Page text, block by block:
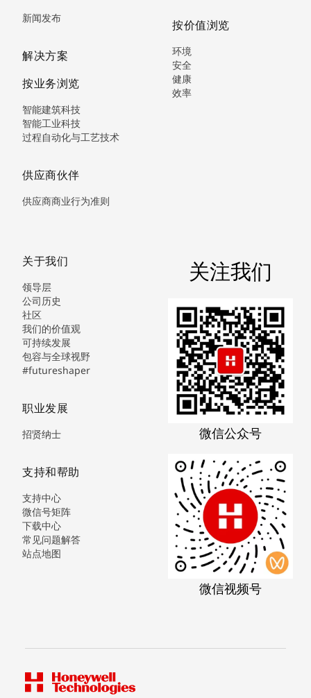
新闻发布
解决方案
按业务浏览
智能建筑科技
智能工业科技
过程自动化与工艺技术
供应商伙伴
供应商商业行为准则
按价值浏览
环境
安全
健康
效率
关于我们
领导层
公司历史
社区
我们的价值观
可持续发展
包容与全球视野
#futureshaper
职业发展
招贤纳士
支持和帮助
支持中心
微信号矩阵
下载中心
常见问题解答
站点地图
关注我们
微信公众号
微信视频号